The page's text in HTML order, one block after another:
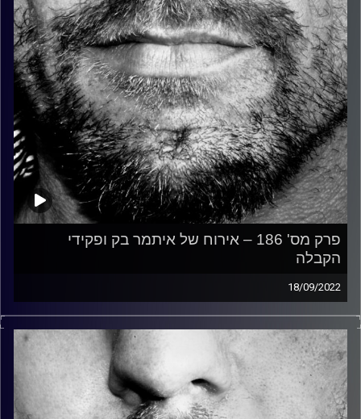
פרק מס' 186 – אירוח של איתמר בק ופקידי
הקבלה
18/09/2022
זיפים, מוזיקה מחוספסת של הופעות חיות. הרבה ג'אם, רוק,
בלוז, bluegrass, ג'אז, Fאנק, פרוגרסיב ואפילו אלקטרוניקה.
כל מה שחי, אמיתי ונושם.
עם שמוליק רגב.
קרדיט תמונות: David Goehring